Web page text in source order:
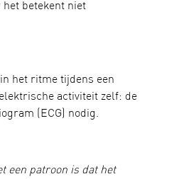
betekent niet
het ritme tijdens een
activiteit zelf: de
(ECG) nodig.
een patroon is dat het